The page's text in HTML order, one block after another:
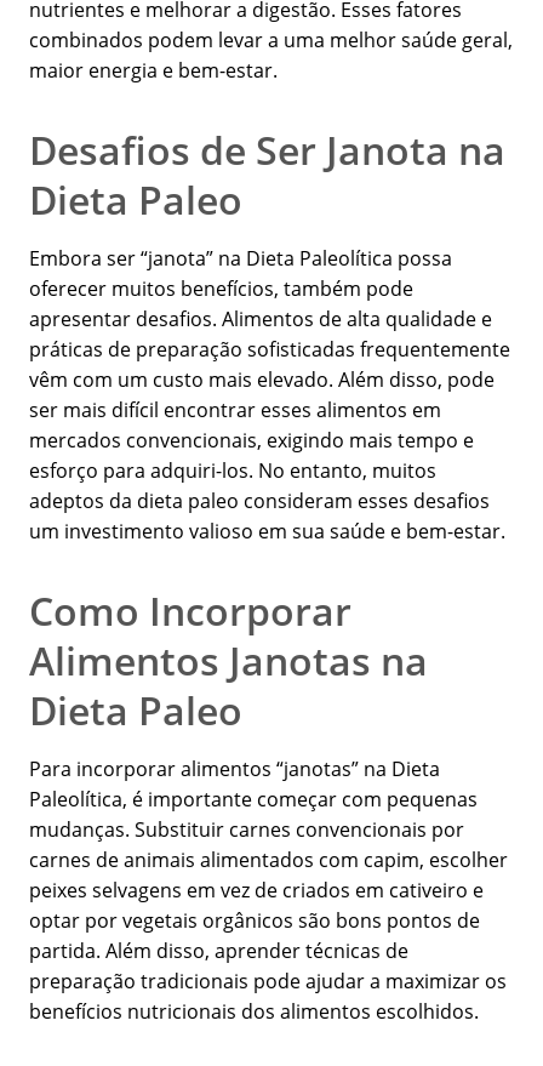
nutrientes e melhorar a digestão. Esses fatores
combinados podem levar a uma melhor saúde geral,
maior energia e bem-estar.
Desafios de Ser Janota na
Dieta Paleo
Embora ser “janota” na Dieta Paleolítica possa
oferecer muitos benefícios, também pode
apresentar desafios. Alimentos de alta qualidade e
práticas de preparação sofisticadas frequentemente
vêm com um custo mais elevado. Além disso, pode
ser mais difícil encontrar esses alimentos em
mercados convencionais, exigindo mais tempo e
esforço para adquiri-los. No entanto, muitos
adeptos da dieta paleo consideram esses desafios
um investimento valioso em sua saúde e bem-estar.
Como Incorporar
Alimentos Janotas na
Dieta Paleo
Para incorporar alimentos “janotas” na Dieta
Paleolítica, é importante começar com pequenas
mudanças. Substituir carnes convencionais por
carnes de animais alimentados com capim, escolher
peixes selvagens em vez de criados em cativeiro e
optar por vegetais orgânicos são bons pontos de
partida. Além disso, aprender técnicas de
preparação tradicionais pode ajudar a maximizar os
benefícios nutricionais dos alimentos escolhidos.